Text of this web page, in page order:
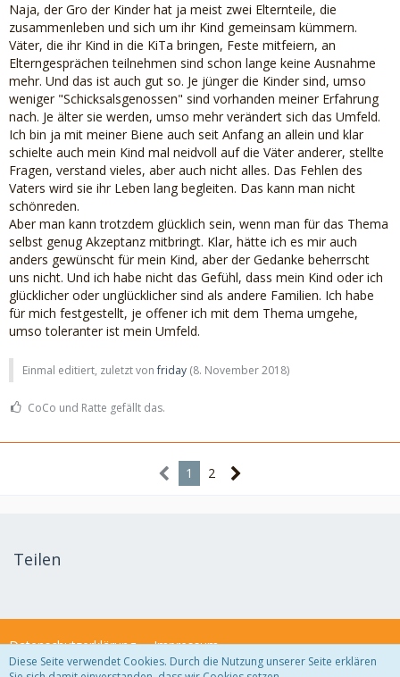
Naja, der Gro der Kinder hat ja meist zwei Elternteile, die
zusammenleben und sich um ihr Kind gemeinsam kümmern.
Väter, die ihr Kind in die KiTa bringen, Feste mitfeiern, an
Elterngesprächen teilnehmen sind schon lange keine Ausnahme
mehr. Und das ist auch gut so. Je jünger die Kinder sind, umso
weniger "Schicksalsgenossen" sind vorhanden meiner Erfahrung
nach. Je älter sie werden, umso mehr verändert sich das Umfeld.
Ich bin ja mit meiner Biene auch seit Anfang an allein und klar
schielte auch mein Kind mal neidvoll auf die Väter anderer, stellte
Fragen, verstand vieles, aber auch nicht alles. Das Fehlen des
Vaters wird sie ihr Leben lang begleiten. Das kann man nicht
schönreden.
Aber man kann trotzdem glücklich sein, wenn man für das Thema
selbst genug Akzeptanz mitbringt. Klar, hätte ich es mir auch
anders gewünscht für mein Kind, aber der Gedanke beherrscht
uns nicht. Und ich habe nicht das Gefühl, dass mein Kind oder ich
glücklicher oder unglücklicher sind als andere Familien. Ich habe
für mich festgestellt, je offener ich mit dem Thema umgehe,
umso toleranter ist mein Umfeld.
Einmal editiert, zuletzt vonfriday (8. November 2018)
CoCo und Ratte gefällt das.
1 2
Teilen
Datenschutzerklärung Impressum
Diese Seite verwendet Cookies. Durch die Nutzung unserer Seite erklären